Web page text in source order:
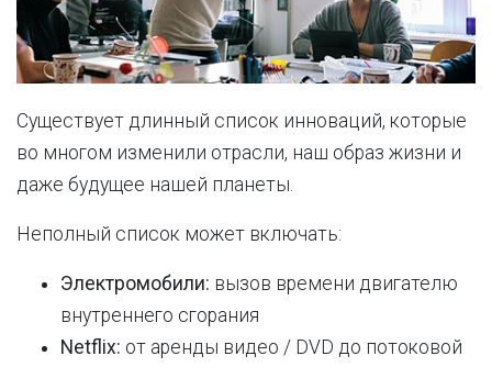
Существует длинный список инноваций, которые
во многом изменили отрасли, наш образ жизни и
даже будущее нашей планеты.
Неполный список может включать:
Электромобили: вызов времени двигателю
внутреннего сгорания
Netflix: от аренды видео / DVD до потоковой